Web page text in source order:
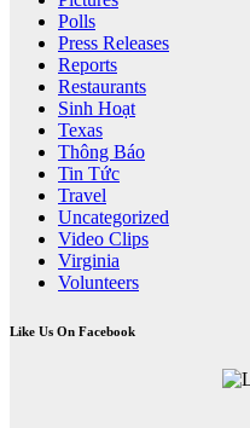
Polls
Press Releases
Reports
Restaurants
Sinh Hoạt
Texas
Thông Báo
Tin Tức
Travel
Uncategorized
Video Clips
Virginia
Volunteers
Like Us On Facebook